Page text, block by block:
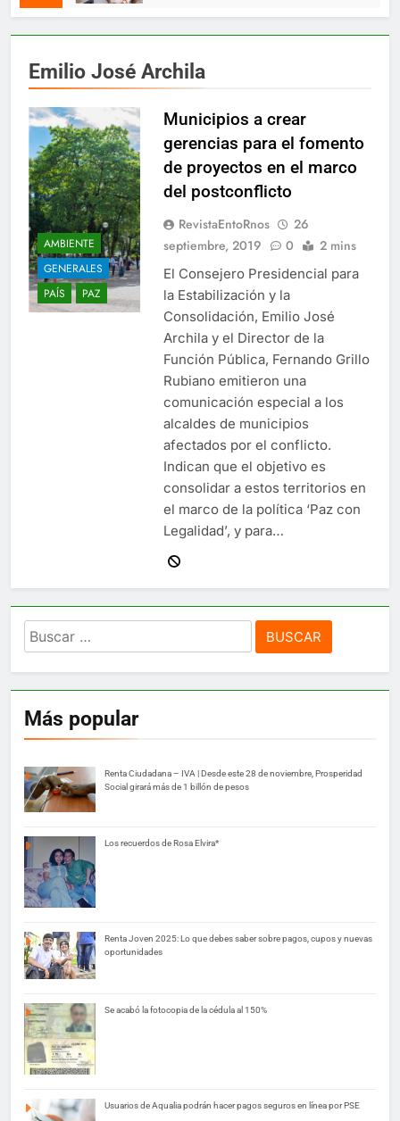
Emilio José Archila
AMBIENTE
GENERALES
PAÍS
PAZ
Municipios a crear
gerencias para el fomento
de proyectos en el marco
del postconflicto
RevistaEntoRnos
26
septiembre, 2019
0 2 mins
El Consejero Presidencial para
la Estabilización y la
Consolidación, Emilio José
Archila y el Director de la
Función Pública, Fernando Grillo
Rubiano emitieron una
comunicación especial a los
alcaldes de municipios
afectados por el conflicto.
Indican que el objetivo es
consolidar a estos territorios en
el marco de la política ‘Paz con
Legalidad’, y para…
Buscar:
Más popular
Renta Ciudadana – IVA | Desde este 28 de noviembre, Prosperidad
Social girará más de 1 billón de pesos
Los recuerdos de Rosa Elvira*
Renta Joven 2025: Lo que debes saber sobre pagos, cupos y nuevas
oportunidades
Se acabó la fotocopia de la cédula al 150%
Usuarios de Aqualia podrán hacer pagos seguros en línea por PSE